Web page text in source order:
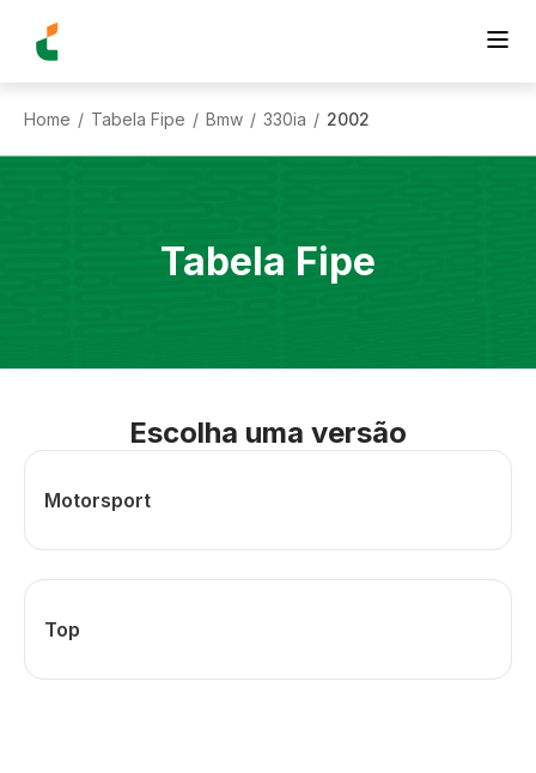
Home / Tabela Fipe / Bmw / 330ia / 2002
Tabela Fipe
Escolha uma versão
Motorsport
Top